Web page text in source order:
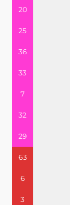
20
25
36
33
7
32
29
63
6
3